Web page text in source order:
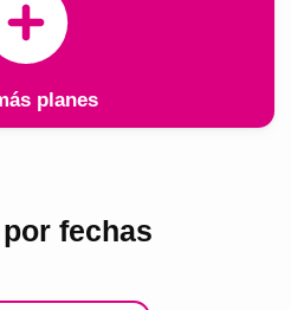
planes
fechas